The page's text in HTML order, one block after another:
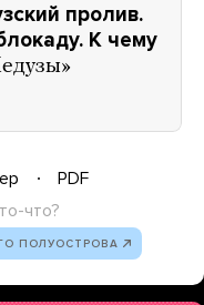
пролив.
К чему
PDF
что?
ПОЛУОСТРОВА